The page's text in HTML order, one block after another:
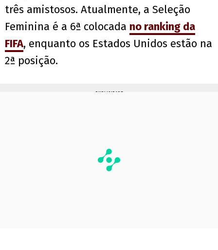
três amistosos. Atualmente, a Seleção
Feminina é a 6ª colocada no ranking da
FIFA, enquanto os Estados Unidos estão na
2ª posição.
PUBLICIDADE